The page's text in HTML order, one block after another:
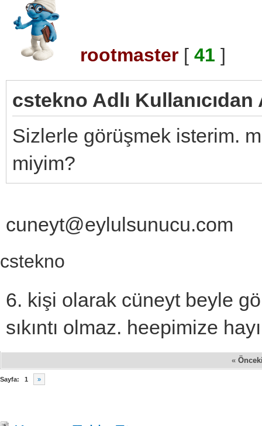
rootmaster [ 41 ]
cstekno Adlı Kullanıcıdan
Sizlerle görüşmek isterim.
miyim?
cuneyt@eylulsunucu.com
cstekno
6. kişi olarak cüneyt beyle
sıkıntı olmaz. heepimize
«
Sayfa: 1 »